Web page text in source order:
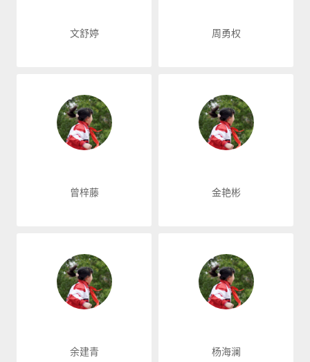
文舒婷 周勇权
曾梓藤 金艳彬
余建青 杨海澜